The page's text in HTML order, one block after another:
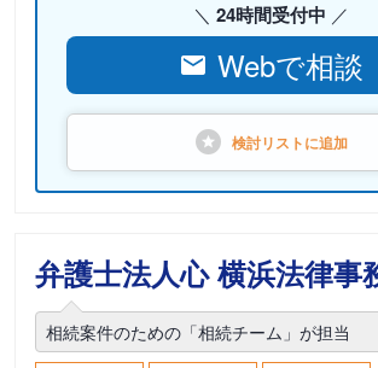
24時間受付中
Webで相談
検討リストに追加
弁護士法人心 横浜法律事
相続案件のための「相続チーム」が担当